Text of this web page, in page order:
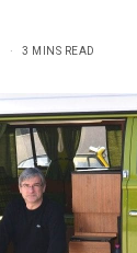
3 MINS READ